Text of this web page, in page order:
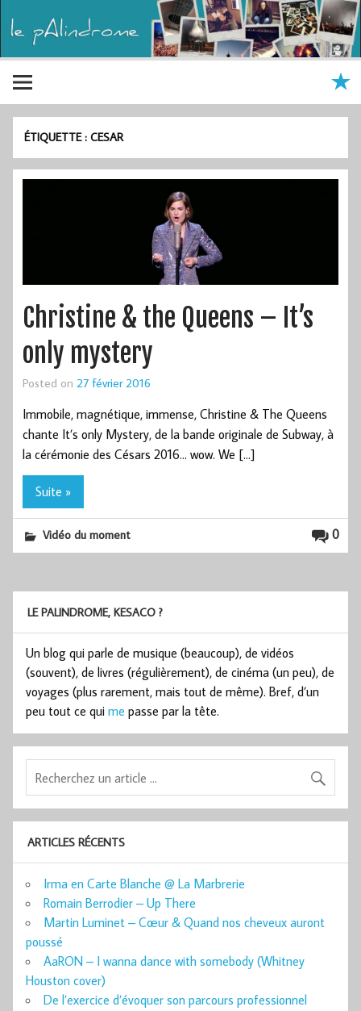
ÉTIQUETTE :CESAR
Christine & the Queens – It’s
only mystery
Posted on 27 février 2016
Immobile, magnétique, immense, Christine & The Queens
chante It’s only Mystery, de la bande originale de Subway, à
la cérémonie des Césars 2016… wow. We […]
Suite »
0
Vidéo du moment
LE PALINDROME, KESACO ?
Un blog qui parle de musique (beaucoup), de vidéos
(souvent), de livres (régulièrement), de cinéma (un peu), de
voyages (plus rarement, mais tout de même). Bref, d’un
peu tout ce qui me passe par la tête.
ARTICLES RÉCENTS
Irma en Carte Blanche @ La Marbrerie
Romain Berrodier – Up There
Martin Luminet – Cœur & Quand nos cheveux auront
poussé
AaRON – I wanna dance with somebody (Whitney
Houston cover)
De l’exercice d’évoquer son parcours professionnel